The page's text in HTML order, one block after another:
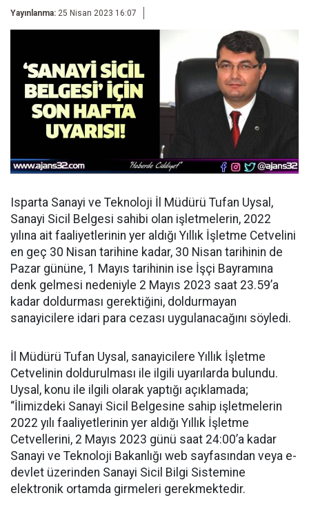
Yayınlanma: 25 Nisan 2023 16:07
Isparta Sanayi ve Teknoloji İl Müdürü Tufan Uysal,
Sanayi Sicil Belgesi sahibi olan işletmelerin, 2022
yılına ait faaliyetlerinin yer aldığı Yıllık İşletme Cetvelini
en geç 30 Nisan tarihine kadar, 30 Nisan tarihinin de
Pazar gününe, 1 Mayıs tarihinin ise İşçi Bayramına
denk gelmesi nedeniyle 2 Mayıs 2023 saat 23.59’a
kadar doldurması gerektiğini, doldurmayan
sanayicilere idari para cezası uygulanacağını söyledi.
İl Müdürü Tufan Uysal, sanayicilere Yıllık İşletme
Cetvelinin doldurulması ile ilgili uyarılarda bulundu.
Uysal, konu ile ilgili olarak yaptığı açıklamada;
“İlimizdeki Sanayi Sicil Belgesine sahip işletmelerin
2022 yılı faaliyetlerinin yer aldığı Yıllık İşletme
Cetvellerini, 2 Mayıs 2023 günü saat 24:00’a kadar
Sanayi ve Teknoloji Bakanlığı web sayfasından veya e-
devlet üzerinden Sanayi Sicil Bilgi Sistemine
elektronik ortamda girmeleri gerekmektedir.